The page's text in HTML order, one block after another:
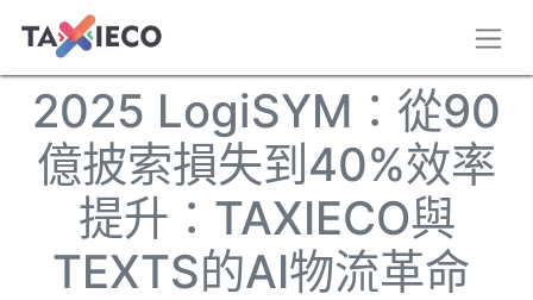
2025 LogiSYM：從90
億披索損失到40%效率
提升：TAXIECO與
TEXTS的AI物流革命